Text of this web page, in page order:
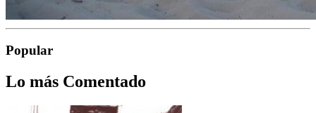
Popular
Lo más Comentado